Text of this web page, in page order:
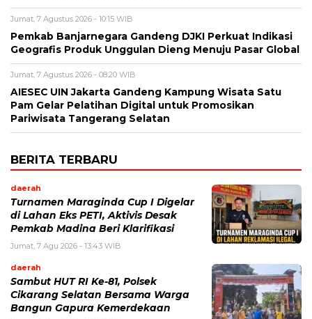
Jumat, 7 Agustus 2026 - 10:15 WIB
Pemkab Banjarnegara Gandeng DJKI Perkuat Indikasi
Geografis Produk Unggulan Dieng Menuju Pasar Global
Jumat, 7 Agustus 2026 - 08:20 WIB
AIESEC UIN Jakarta Gandeng Kampung Wisata Satu
Pam Gelar Pelatihan Digital untuk Promosikan
Pariwisata Tangerang Selatan
BERITA TERBARU
daerah
Turnamen Maraginda Cup I Digelar
di Lahan Eks PETI, Aktivis Desak
Pemkab Madina Beri Klarifikasi
Jumat, 7 Agu 2026 - 13:43 WIB
daerah
Sambut HUT RI Ke-81, Polsek
Cikarang Selatan Bersama Warga
Bangun Gapura Kemerdekaan